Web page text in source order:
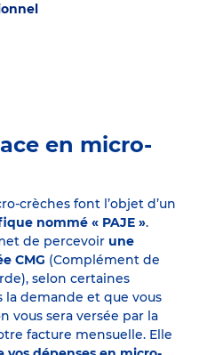
en micro-
crèches font l’objet d’un
nommé « PAJE ».
de percevoir une
CMG (Complément de
selon certaines
la demande et que vous
vous sera versée par la
facture mensuelle. Elle